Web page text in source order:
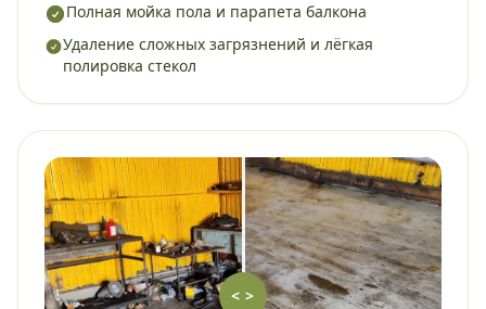
Полная мойка пола и парапета балкона
Удаление сложных загрязнений и лёгкая
полировка стекол
< >